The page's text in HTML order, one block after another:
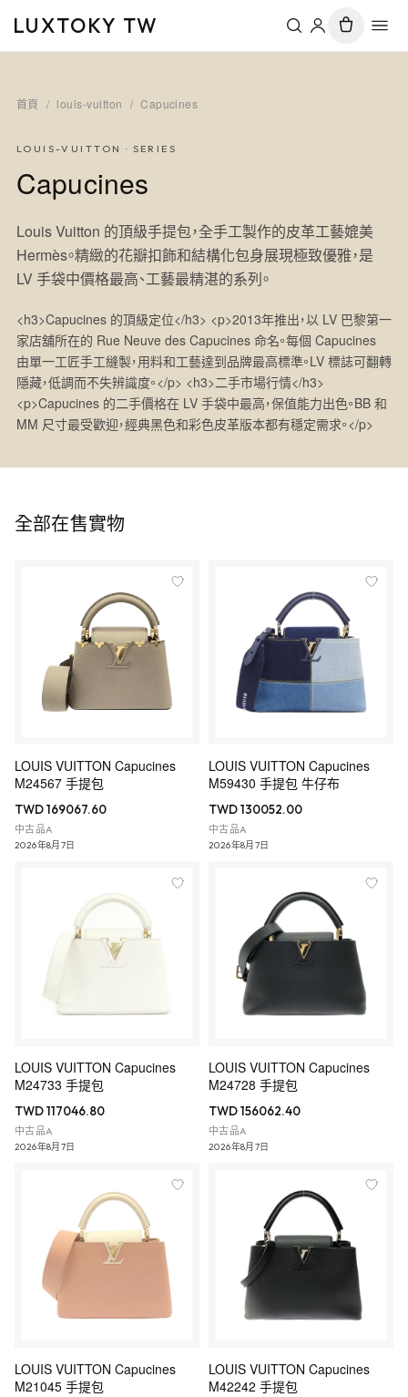
LUXTOKY TW
首頁 / louis-vuitton / Capucines
LOUIS-VUITTON · SERIES
Capucines
Louis Vuitton 的頂級手提包，全手工製作的皮革工藝媲美
Hermès。精緻的花瓣扣飾和結構化包身展現極致優雅，是
LV 手袋中價格最高、工藝最精湛的系列。
<h3>Capucines 的頂級定位</h3> <p>2013年推出，以 LV 巴黎第一
家店舖所在的 Rue Neuve des Capucines 命名。每個 Capucines
由單一工匠手工縫製，用料和工藝達到品牌最高標準。LV 標誌可翻轉
隱藏，低調而不失辨識度。</p> <h3>二手市場行情</h3>
<p>Capucines 的二手價格在 LV 手袋中最高，保值能力出色。BB 和
MM 尺寸最受歡迎，經典黑色和彩色皮革版本都有穩定需求。</p>
全部在售實物
LOUIS VUITTON Capucines
M24567 手提包
TWD 169067.60
中古品A
2026年8月7日
LOUIS VUITTON Capucines
M59430 手提包 牛仔布
TWD 130052.00
中古品A
2026年8月7日
LOUIS VUITTON Capucines
M24733 手提包
TWD 117046.80
中古品A
2026年8月7日
LOUIS VUITTON Capucines
M24728 手提包
TWD 156062.40
中古品A
2026年8月7日
LOUIS VUITTON Capucines
M21045 手提包
LOUIS VUITTON Capucines
M42242 手提包